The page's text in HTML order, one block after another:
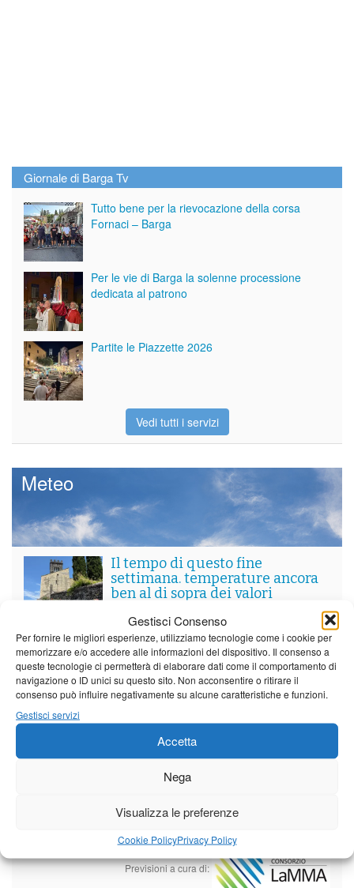
Gestisci Consenso
Per fornire le migliori esperienze, utilizziamo tecnologie come i cookie per
memorizzare e/o accedere alle informazioni del dispositivo. Il consenso a
queste tecnologie ci permetterà di elaborare dati come il comportamento di
navigazione o ID unici su questo sito. Non acconsentire o ritirare il
consenso può influire negativamente su alcune caratteristiche e funzioni.
Gestisci servizi
Accetta
Nega
Visualizza le preferenze
Cookie PolicyPrivacy Policy
Giornale di Barga Tv
Tutto bene per la rievocazione della corsa
Fornaci – Barga
Per le vie di Barga la solenne processione
dedicata al patrono
Partite le Piazzette 2026
Vedi tutti i servizi
Meteo
Il tempo di questo fine
settimana. temperature ancora
ben al di sopra dei valori
Sabato Domenica Lunedì
Borgo a Mozzano
23°C|33°C 22°C|
Previsioni a cura di: